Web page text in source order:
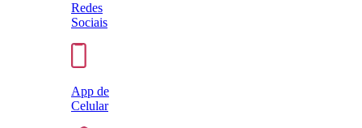
Redes
Sociais
App de
Celular